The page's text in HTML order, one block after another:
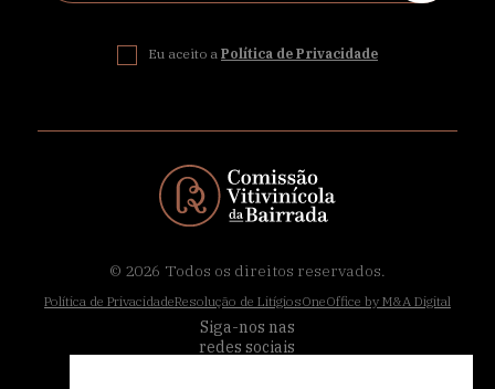
Eu aceito a Política de Privacidade
© 2026 Todos os direitos reservados.
Política de PrivacidadeResolução de LitígiosOneOffice by M&A Digital
Siga-nos nas
redes sociais